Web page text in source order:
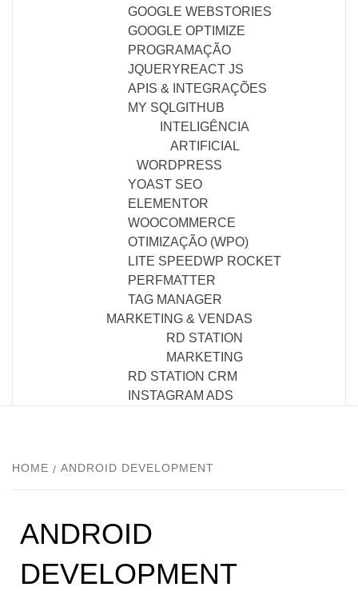
GOOGLE WEBSTORIES
GOOGLE OPTIMIZE
PROGRAMAÇÃO
JQUERYREACT JS
APIS & INTEGRAÇÕES
MY SQLGITHUB
INTELIGÊNCIA
ARTIFICIAL
WORDPRESS
YOAST SEO
ELEMENTOR
WOOCOMMERCE
OTIMIZAÇÃO (WPO)
LITE SPEEDWP ROCKET
PERFMATTER
TAG MANAGER
MARKETING & VENDAS
RD STATION
MARKETING
RD STATION CRM
INSTAGRAM ADS
HOME ANDROID DEVELOPMENT
ANDROID
DEVELOPMENT